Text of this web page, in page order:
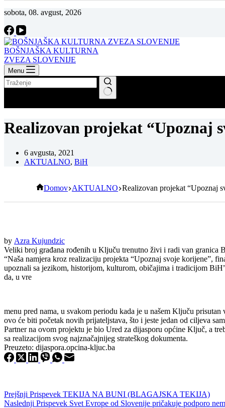
sobota, 08. avgust, 2026
BOŠNJAŠKA KULTURNA
ZVEZA SLOVENIJE
Menu
Realizovan projekat “Upoznaj
6 avgusta, 2021
AKTUALNO, BiH
Domov AKTUALNO Realizovan projekat “Upoznaj
by Azra Kujundzic
Veliki broj građana rođenih u Ključu trenutno živi i radi van granica
“Naša namjera kroz realizaciju projekta “Upoznaj svoje korijene”,
upoznali sa jezikom, historijom, kulturom, običajima i tradicijom
da, u vre
menu pred nama, u svakom periodu kada je u našem Ključu
ovo će biti početak novih prijateljstava, što i jeste jedan od ciljeva
Partner na ovom projektu je bio Ured za dijasporu općine Ključ, a
sa realizacijom svog najznačajnijeg strateškog dokumenta.
Preuzeto: dijaspora.opcina-kljuc.ba
Prejšnji Prispevek TEKIJA NA BUNI (BLAGAJSKA TEKIJA)
Naslednji Prispevek Svet Evrope od Slovenije pričakuje podporo